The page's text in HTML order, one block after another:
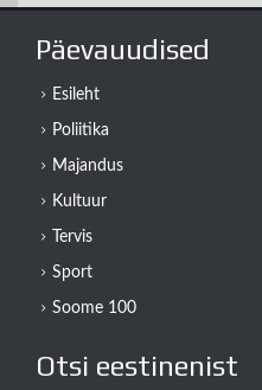
Päevauudised
Esileht
Poliitika
Majandus
Kultuur
Tervis
Sport
Soome 100
Otsi eestinenist